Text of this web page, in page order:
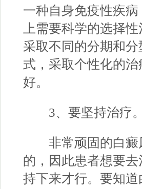
一种自身免疫性疾
上需要科学的选择
采取不同的分期和
式，采取个性化的
好。
3、要坚持治疗。
非常顽固的白癜
的，因此患者想要
持下来才行。要知